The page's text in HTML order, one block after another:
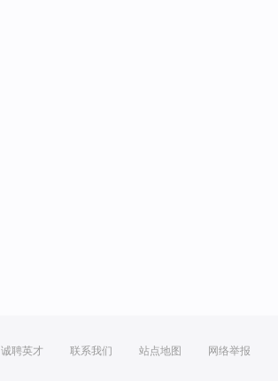
诚聘英才 联系我们 站点地图 网络举报